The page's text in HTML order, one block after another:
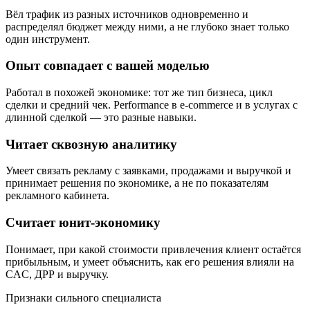
Вёл трафик из разных источников одновременно и
распределял бюджет между ними, а не глубоко знает только
один инструмент.
Опыт совпадает с вашей моделью
Работал в похожей экономике: тот же тип бизнеса, цикл
сделки и средний чек. Performance в e-commerce и в услугах с
длинной сделкой — это разные навыки.
Читает сквозную аналитику
Умеет связать рекламу с заявками, продажами и выручкой и
принимает решения по экономике, а не по показателям
рекламного кабинета.
Считает юнит-экономику
Понимает, при какой стоимости привлечения клиент остаётся
прибыльным, и умеет объяснить, как его решения влияли на
CAC, ДРР и выручку.
Признаки сильного специалиста